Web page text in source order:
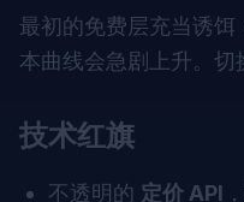
最初的免费层充当诱
本曲线会急剧上升。切
技术红旗
不透明的 定价 API